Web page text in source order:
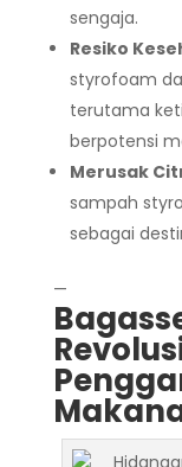
sengaja.
Resiko
styrofoam
terutama
berpotensi
Merusak
sampah
sebagai
—